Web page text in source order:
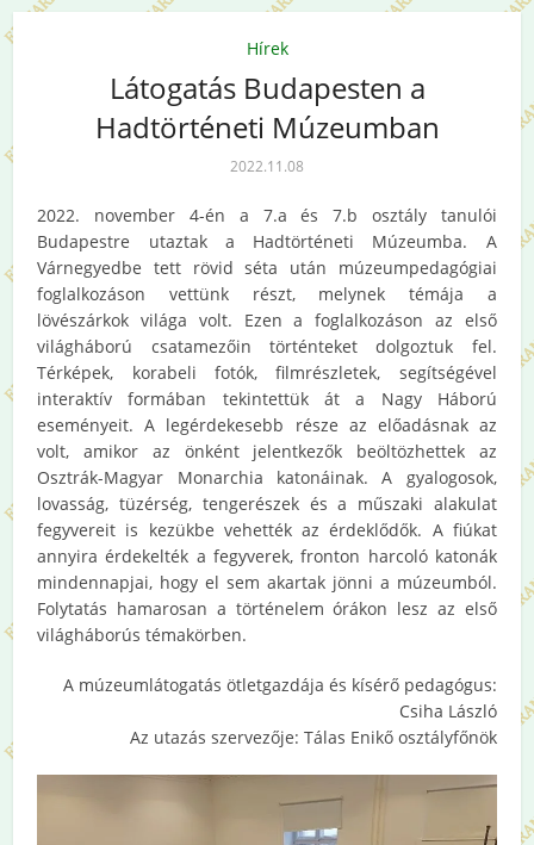
Hírek
Látogatás Budapesten a
Hadtörténeti Múzeumban
2022.11.08
2022. november 4-én a 7.a és 7.b osztály tanulói
Budapestre utaztak a Hadtörténeti Múzeumba. A
Várnegyedbe tett rövid séta után múzeumpedagógiai
foglalkozáson vettünk részt, melynek témája a
lövészárkok világa volt. Ezen a foglalkozáson az első
világháború csatamezőin történteket dolgoztuk fel.
Térképek, korabeli fotók, filmrészletek, segítségével
interaktív formában tekintettük át a Nagy Háború
eseményeit. A legérdekesebb része az előadásnak az
volt, amikor az önként jelentkezők beöltözhettek az
Osztrák-Magyar Monarchia katonáinak. A gyalogosok,
lovasság, tüzérség, tengerészek és a műszaki alakulat
fegyvereit is kezükbe vehették az érdeklődők. A fiúkat
annyira érdekelték a fegyverek, fronton harcoló katonák
mindennapjai, hogy el sem akartak jönni a múzeumból.
Folytatás hamarosan a történelem órákon lesz az első
világháborús témakörben.
A múzeumlátogatás ötletgazdája és kísérő pedagógus:
Csiha László
Az utazás szervezője: Tálas Enikő osztályfőnök